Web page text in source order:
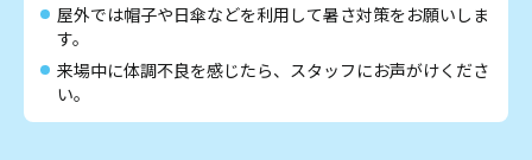
屋外では帽子や日傘などを利用して暑さ対策をお願いしま
す。
来場中に体調不良を感じたら、スタッフにお声がけくださ
い。